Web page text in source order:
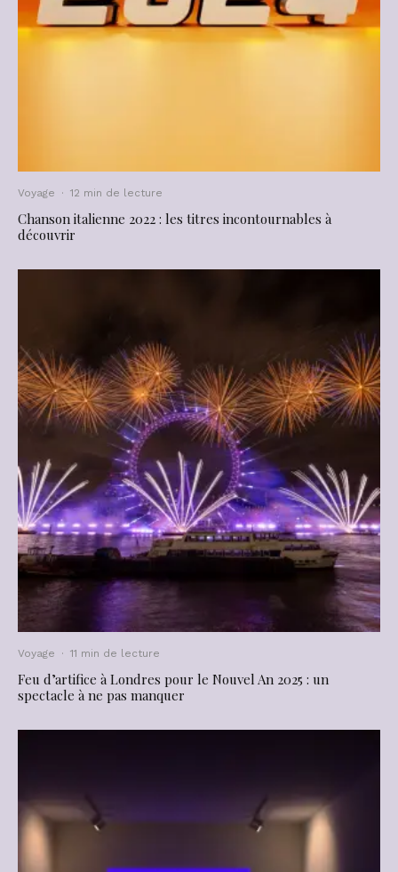
Voyage · 12 min de lecture
Chanson italienne 2022 : les titres incontournables à
découvrir
Voyage · 11 min de lecture
Feu d’artifice à Londres pour le Nouvel An 2025 : un
spectacle à ne pas manquer